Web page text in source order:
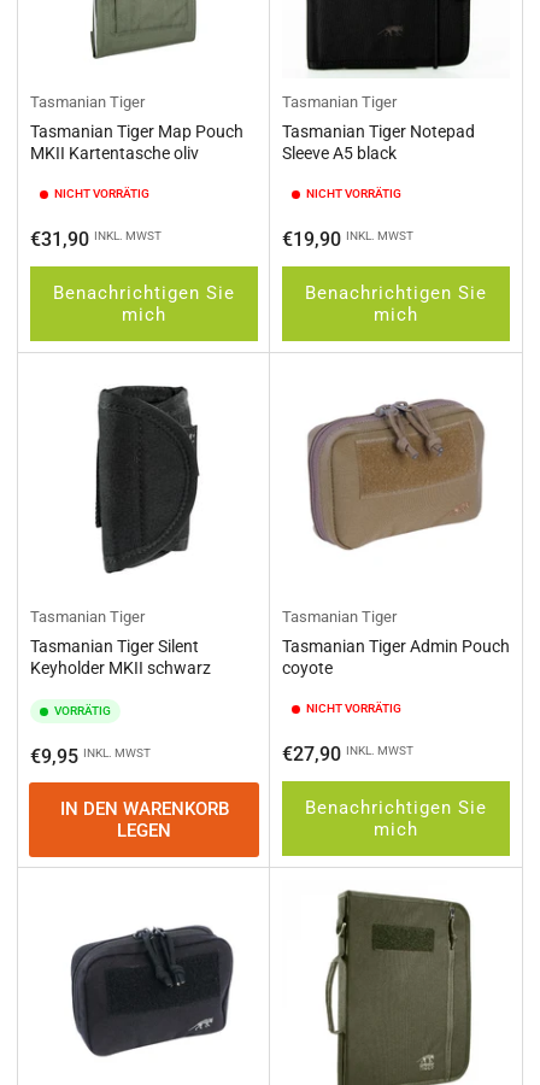
Tasmanian Tiger
Tasmanian Tiger Map Pouch
MKII Kartentasche oliv
NICHT VORRÄTIG
Normaler
Preis
€31,90 INKL. MWST
Benachrichtigen Sie
mich
Tasmanian Tiger
Tasmanian Tiger Notepad
Sleeve A5 black
NICHT VORRÄTIG
Normaler
Preis
€19,90 INKL. MWST
Benachrichtigen Sie
mich
Tasmanian Tiger
Tasmanian Tiger Silent
Keyholder MKII schwarz
VORRÄTIG
Normaler
Preis
€9,95 INKL. MWST
IN DEN WARENKORB
LEGEN
Tasmanian Tiger
Tasmanian Tiger Admin Pouch
coyote
NICHT VORRÄTIG
Normaler
Preis
€27,90 INKL. MWST
Benachrichtigen Sie
mich